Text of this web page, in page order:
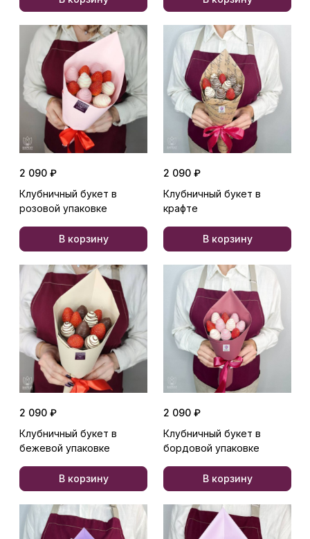
2 090 ₽
Клубничный букет в
розовой упаковке
В корзину
2 090 ₽
Клубничный букет в
крафте
В корзину
2 090 ₽
Клубничный букет в
бежевой упаковке
В корзину
2 090 ₽
Клубничный букет в
бордовой упаковке
В корзину